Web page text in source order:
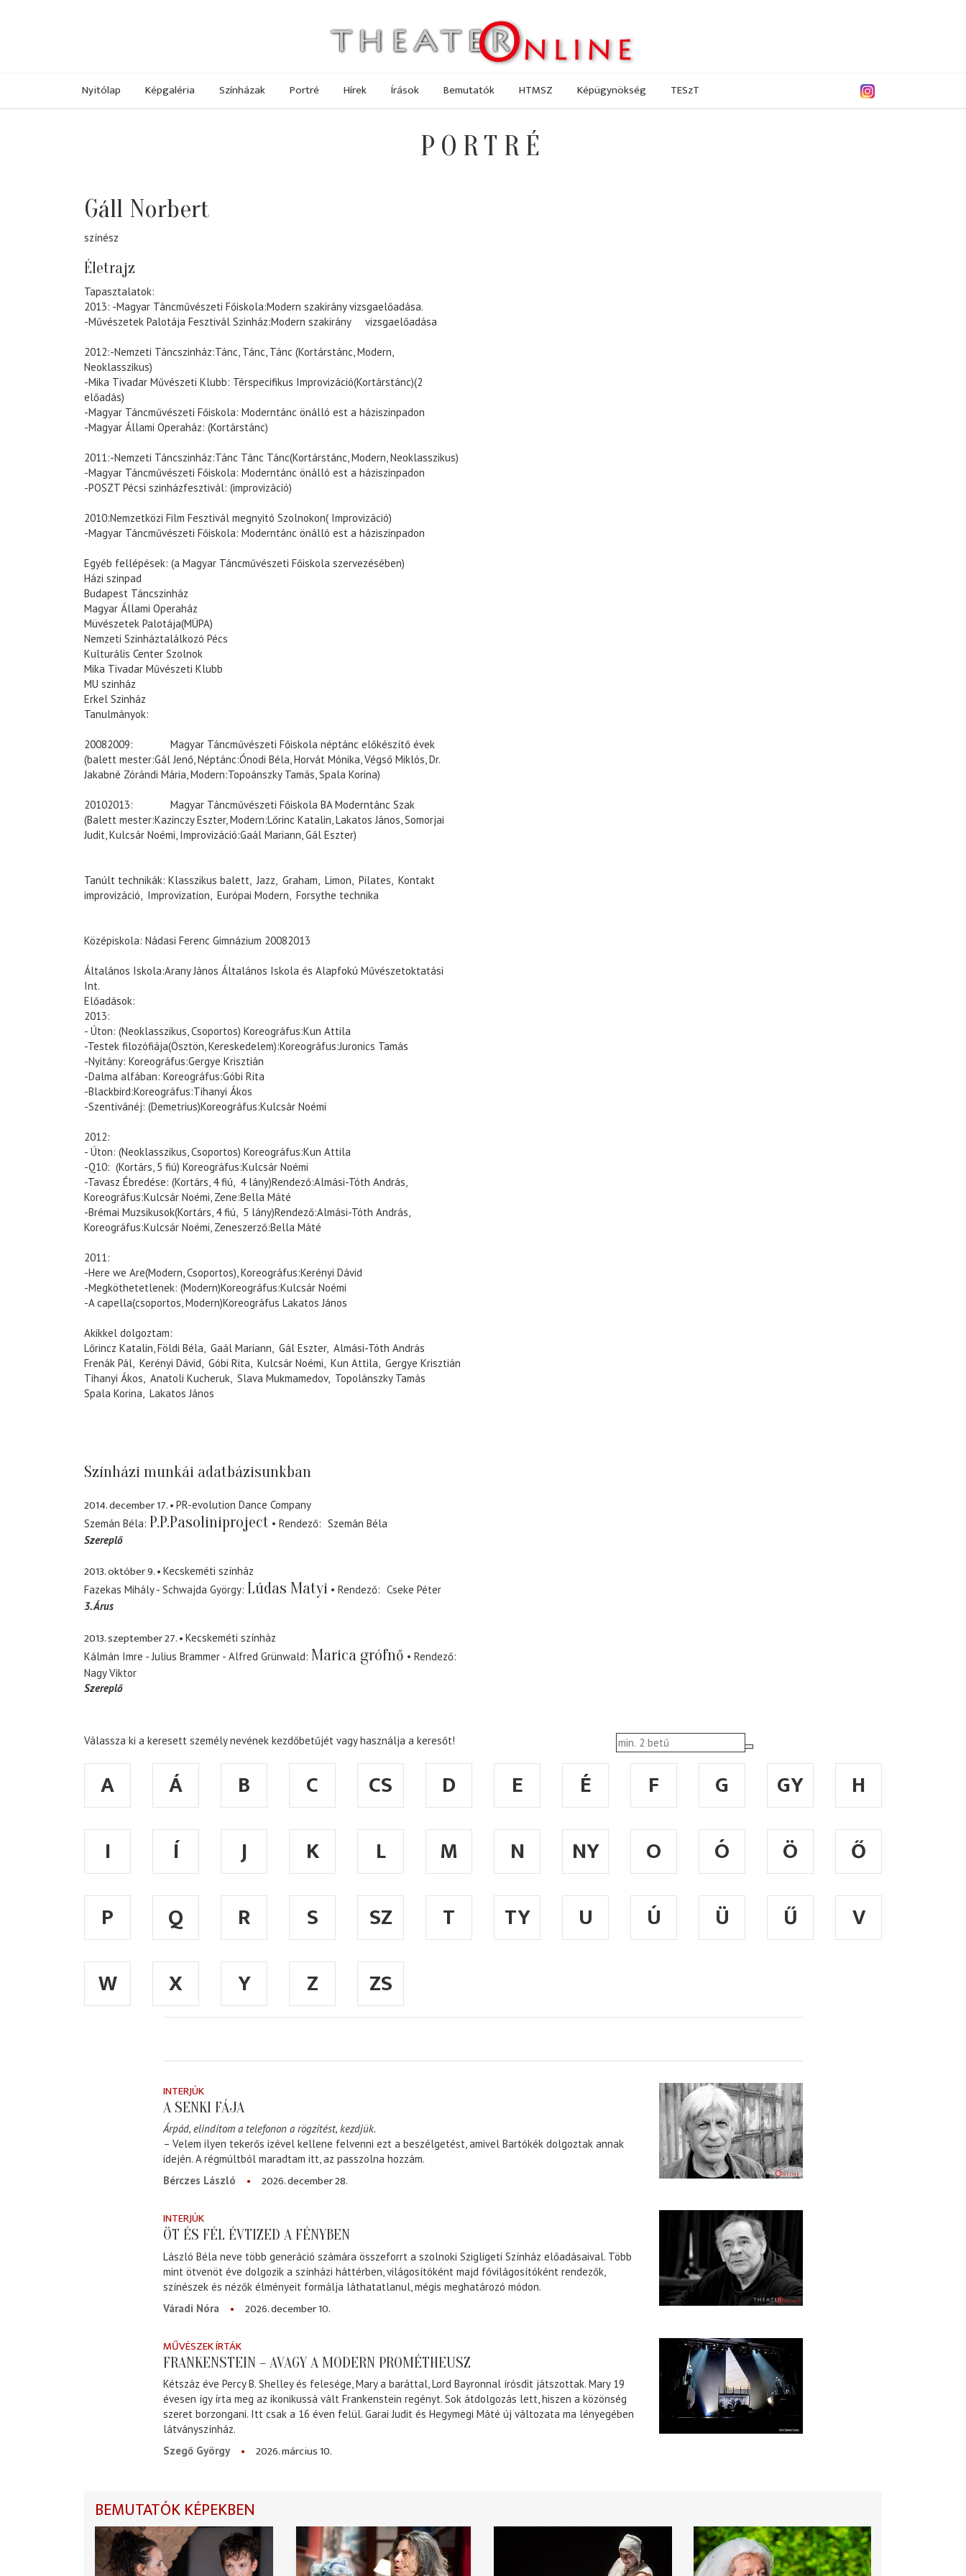
Nyitólap Képgaléria Színházak Portré Hírek Írások Bemutatók HTMSZ Képügynökség TESzT
PORTRÉ
Gáll Norbert
színész
Életrajz
Tapasztalatok:
2013: -Magyar Táncművészeti Főiskola:Modern szakirány vizsgaelőadása.
-Művészetek Palotája Fesztivál Szinház:Modern szakirány vizsgaelőadása
2012:-Nemzeti Táncszinház:Tánc, Tánc, Tánc (Kortárstánc, Modern,
Neoklasszikus)
-Mika Tivadar Művészeti Klubb: Térspecifikus Improvizáció(Kortárstánc)(2
előadás)
-Magyar Táncművészeti Főiskola: Moderntánc önálló est a háziszinpadon
-Magyar Állami Operaház: (Kortárstánc)
2011:-Nemzeti Táncszinház:Tánc Tánc Tánc(Kortárstánc, Modern, Neoklasszikus)
-Magyar Táncművészeti Főiskola: Moderntánc önálló est a háziszinpadon
-POSZT Pécsi szinházfesztivál: (improvizáció)
2010:Nemzetközi Film Fesztivál megnyitó Szolnokon( Improvizáció)
-Magyar Táncművészeti Főiskola: Moderntánc önálló est a háziszinpadon
Egyéb fellépések: (a Magyar Táncművészeti Főiskola szervezésében)
Házi szinpad
Budapest Táncszinház
Magyar Állami Operaház
Müvészetek Palotája(MÜPA)
Nemzeti Szinháztalálkozó Pécs
Kulturális Center Szolnok
Mika Tivadar Művészeti Klubb
MU szinház
Erkel Szinház
Tanulmányok:
20082009: Magyar Táncművészeti Főiskola néptánc előkészítő évek
(balett mester:Gál Jenő, Néptánc:Ónodi Béla, Horvát Mónika, Végső Miklós, Dr.
Jakabné Zórándi Mária, Modern:Topoánszky Tamás, Spala Korina)
20102013: Magyar Táncművészeti Főiskola BA Moderntánc Szak
(Balett mester:Kazinczy Eszter, Modern:Lőrinc Katalin, Lakatos János, Somorjai
Judit, Kulcsár Noémi, Improvizáció:Gaál Mariann, Gál Eszter)
Tanúlt technikák: Klasszikus balett, Jazz, Graham, Limon, Pilates, Kontakt
improvizáció, Improvization, Európai Modern, Forsythe technika
Középiskola: Nádasi Ferenc Gimnázium 20082013
Általános Iskola:Arany János Általános Iskola és Alapfokú Művészetoktatási
Int.
Előadások:
2013:
- Úton: (Neoklasszikus, Csoportos) Koreográfus:Kun Attila
-Testek filozófiája(Ösztön, Kereskedelem):Koreográfus:Juronics Tamás
-Nyitány: Koreográfus:Gergye Krisztián
-Dalma alfában: Koreográfus:Góbi Rita
-Blackbird:Koreográfus:Tihanyi Ákos
-Szentivánéj: (Demetrius)Koreográfus:Kulcsár Noémi
2012:
- Úton: (Neoklasszikus, Csoportos) Koreográfus:Kun Attila
-Q10: (Kortárs, 5 fiú) Koreográfus:Kulcsár Noémi
-Tavasz Ébredése: (Kortárs, 4 fiú, 4 lány)Rendező:Almási-Tóth András,
Koreográfus:Kulcsár Noémi, Zene:Bella Máté
-Brémai Muzsikusok(Kortárs, 4 fiú, 5 lány)Rendező:Almási-Tóth András,
Koreográfus:Kulcsár Noémi, Zeneszerző:Bella Máté
2011:
-Here we Are(Modern, Csoportos), Koreográfus:Kerényi Dávid
-Megköthetetlenek: (Modern)Koreográfus:Kulcsár Noémi
-A capella(csoportos, Modern)Koreográfus Lakatos János
Akikkel dolgoztam:
Lőrincz Katalin, Földi Béla, Gaál Mariann, Gál Eszter, Almási-Tóth András
Frenák Pál, Kerényi Dávid, Góbi Rita, Kulcsár Noémi, Kun Attila, Gergye Krisztián
Tihanyi Ákos, Anatoli Kucheruk, Slava Mukmamedov, Topolánszky Tamás
Spala Korina, Lakatos János
Színházi munkái adatbázisunkban
2014. december 17.
PR-evolution Dance Company
Szemán Béla P.P.Pasoliniproject Rendező
Szemán Béla
Szereplő
2013. október 9.
Kecskeméti színház
Fazekas Mihály - Schwajda György Lúdas Matyi Rendező
Cseke Péter
3. Árus
2013. szeptember 27.
Kecskeméti színház
Kálmán Imre - Julius Brammer - Alfred Grünwald Marica grófnő
Rendező
Nagy Viktor
Szereplő
Válassza ki a keresett személy nevének kezdőbetűjét vagy használja a keresőt!
A Á B C CS D E É F G GY
H
I
Í J K L M N NY O Ó Ö
Ő
P
Q R S SZ T TY U Ú Ü Ű
V
W
X Y Z ZS
INTERJÚK
A SENKI FÁJA
Árpád, elindítom a telefonon a rögzítést, kezdjük.
– Velem ilyen tekerős izével kellene felvenni ezt a beszélgetést, amivel Bartókék dolgoztak annak
idején. A régmúltból maradtam itt, az passzolna hozzám.
Bérczes László
2026. december 28.
INTERJÚK
ÖT ÉS FÉL ÉVTIZED A FÉNYBEN
László Béla neve több generáció számára összeforrt a szolnoki Szigligeti Színház előadásaival. Több
mint ötvenöt éve dolgozik a színházi háttérben, világosítóként majd fővilágosítóként rendezők,
színészek és nézők élményeit formálja láthatatlanul, mégis meghatározó módon.
Váradi Nóra
2026. december 10.
MŰVÉSZEK ÍRTÁK
FRANKENSTEIN – AVAGY A MODERN PROMÉTHEUSZ
Kétszáz éve Percy B. Shelley és felesége, Mary a baráttal, Lord Bayronnal írósdit játszottak. Mary 19
évesen így írta meg az ikonikussá vált Frankenstein regényt. Sok átdolgozás lett, hiszen a közönség
szeret borzongani. Itt csak a 16 éven felül. Garai Judit és Hegymegi Máté új változata ma lényegében
látványszínház.
Szegő György
2026. március 10.
BEMUTATÓK KÉPEKBEN